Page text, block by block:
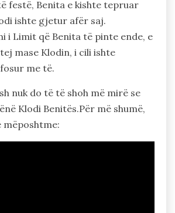
festë, Benita e kishte tepruar
ishte gjetur afër saj.
i Limit që Benita të pinte ende, e
mase Klodin, i cili ishte
me të.
nuk do të të shoh më mirë se
Klodi Benitës.Për më shumë,
mëposhtme: